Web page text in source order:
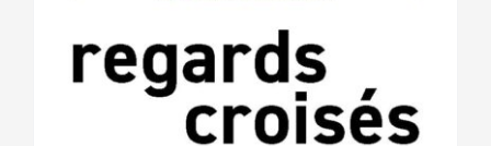
être
choisies
sur